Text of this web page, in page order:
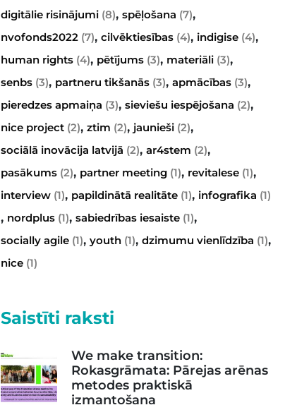
digitālie risinājumi(8), spēļošana (7),
nvofonds2022(7), cilvēktiesības(4), indigise(4),
human rights(4), pētījums(3), materiāli(3),
senbs(3), partneru tikšanās(3), apmācības(3),
pieredzes apmaiņa (3), sieviešu iespējošana (2),
nice project(2), ztim (2), jaunieši(2),
sociālā inovācija latvijā (2), ar4stem (2),
pasākums(2), partner meeting(1), revitalese(1),
interview(1), papildinātā realitāte(1), infografika (1)
, nordplus(1), sabiedrības iesaiste(1),
socially agile(1), youth(1), dzimumu vienlīdzība (1),
nice(1)
Saistīti raksti
We make transition:
Rokasgrāmata: Pārejas arēnas
metodes praktiskā
izmantošana